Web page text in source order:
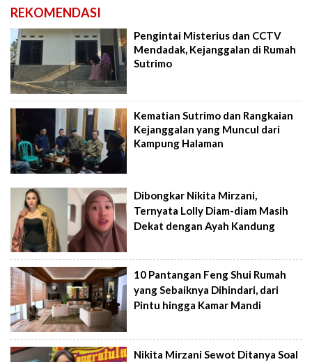
REKOMENDASI
Pengintai Misterius dan CCTV
Mendadak, Kejanggalan di Rumah
Sutrimo
Kematian Sutrimo dan Rangkaian
Kejanggalan yang Muncul dari
Kampung Halaman
Dibongkar Nikita Mirzani,
Ternyata Lolly Diam-diam Masih
Dekat dengan Ayah Kandung
10 Pantangan Feng Shui Rumah
yang Sebaiknya Dihindari, dari
Pintu hingga Kamar Mandi
Nikita Mirzani Sewot Ditanya Soal